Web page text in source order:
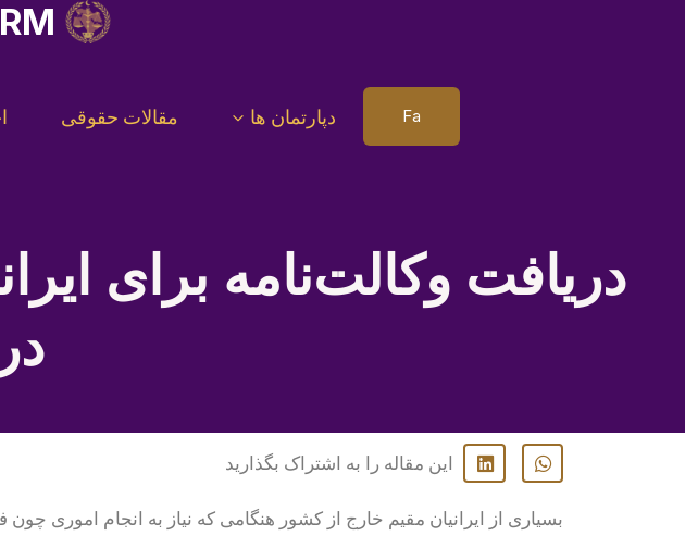
Fa دپارتمان ها مقالات حقوقی
دریافت وکالت‌نامه برای
این مقاله را به اشتراک بگذارید
بسیاری از ایرانیان مقیم خارج از کشور هنگامی که نیاز به انجام اموری